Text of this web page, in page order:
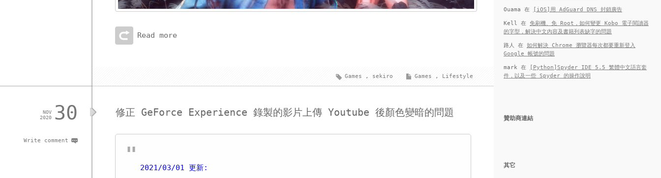
Read more
Games , Lifestyle
Games , sekiro
修正 GeForce Experience 錄製的影片上傳 Youtube 後顏色變暗的問題
2021/03/01 更新:
30
NOV
2020
Write comment
Ouama 在 [iOS]用 AdGuard DNS 封鎖廣告
Kell 在 免刷機、免 Root，如何變更 Kobo 電子閱讀器
的字型，解決中文內容及書籍列表缺字的問題
路人 在 如何解決 Chrome 瀏覽器每次都要重新登入
Google 帳號的問題
mark 在
[Python]Spyder IDE 5.5 繁體中文語言套
件，以及一些 Spyder 的操作說明
贊助商連結
其它